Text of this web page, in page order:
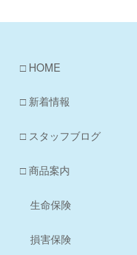
□ HOME
□ 新着情報
□ スタッフブログ
□ 商品案内
生命保険
損害保険